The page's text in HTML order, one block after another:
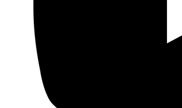
Ahmed Saad
Con más de 42000 seguidores en
ingeniosos —y un tanto oscuros—
Saad tienen fieles seguidores en las